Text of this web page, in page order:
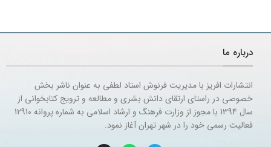
درباره ما
انتشارات افریز با مدیریت فرنوش استاد لطفی به عنوان ناشر بخش
خصوصی در راستای ارتقای دانش بشری و مطالعه و ترویج کتابخوانی از
سال 1394 با مجوز از وزارت فرهنگ و ارشاد اسلامی به شماره پروانه 12910
فعالیت رسمی خود را در شهر تهران آغاز نمود.